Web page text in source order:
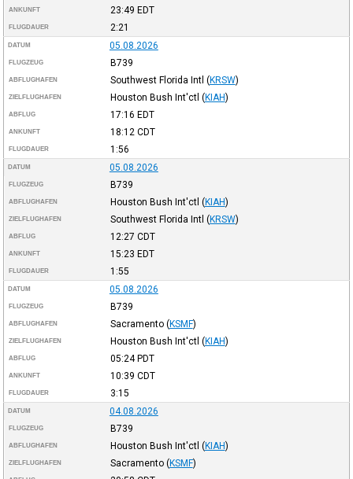
ANKUNFT 23:49 EDT
FLUGDAUER 2:21
DATUM 05.08.2026
FLUGZEUG B739
ABFLUGHAFEN Southwest Florida Intl (KRSW)
ZIELFLUGHAFEN Houston Bush Int'ctl (KIAH)
ABFLUG 17:16 EDT
ANKUNFT 18:12 CDT
FLUGDAUER 1:56
DATUM 05.08.2026
FLUGZEUG B739
ABFLUGHAFEN Houston Bush Int'ctl (KIAH)
ZIELFLUGHAFEN Southwest Florida Intl (KRSW)
ABFLUG 12:27 CDT
ANKUNFT 15:23 EDT
FLUGDAUER 1:55
DATUM 05.08.2026
FLUGZEUG B739
ABFLUGHAFEN Sacramento (KSMF)
ZIELFLUGHAFEN Houston Bush Int'ctl (KIAH)
ABFLUG 05:24PDT
ANKUNFT 10:39 CDT
FLUGDAUER 3:15
DATUM 04.08.2026
FLUGZEUG B739
ABFLUGHAFEN Houston Bush Int'ctl (KIAH)
ZIELFLUGHAFEN Sacramento (KSMF)